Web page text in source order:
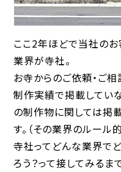
ここ2年ほどで当社のお
業界が寺社。
お寺からのご依頼・ご
制作実績で掲載してい
の制作物に関しては掲
す。（その業界のルール的
寺社ってどんな業界で
ろう？って接してみるま